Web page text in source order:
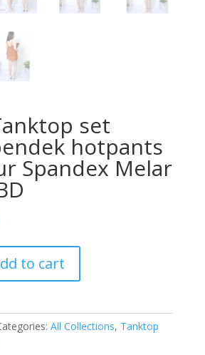
set
hotpants
Spandex Melar
to cart
All Collections, Tanktop